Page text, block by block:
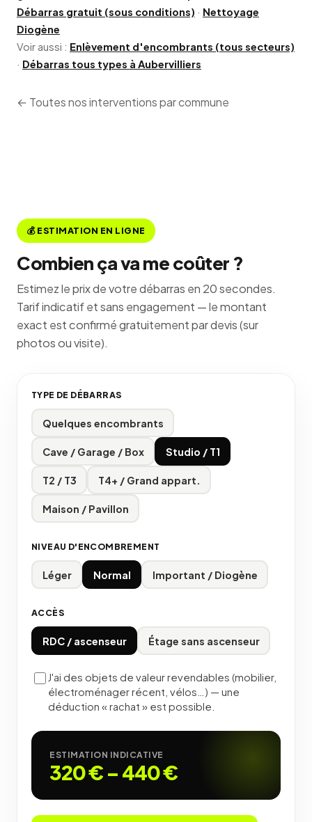
Débarras gratuit (sous conditions) · Nettoyage
Diogène
Voir aussi : Enlèvement d'encombrants (tous secteurs)
· Débarras tous types à Aubervilliers
← Toutes nos interventions par commune
💰 ESTIMATION EN LIGNE
Combien ça va me coûter ?
Estimez le prix de votre débarras en 20 secondes.
Tarif indicatif et sans engagement — le montant
exact est confirmé gratuitement par devis (sur
photos ou visite).
TYPE DE DÉBARRAS
Quelques encombrants
Cave / Garage / Box Studio / T1
T2 / T3 T4+ / Grand appart.
Maison / Pavillon
NIVEAU D'ENCOMBREMENT
Léger Normal Important / Diogène
ACCÈS
RDC / ascenseur Étage sans ascenseur
J'ai des objets de valeur revendables (mobilier,
électroménager récent, vélos…) — une
déduction « rachat » est possible.
ESTIMATION INDICATIVE
320 €–440 €